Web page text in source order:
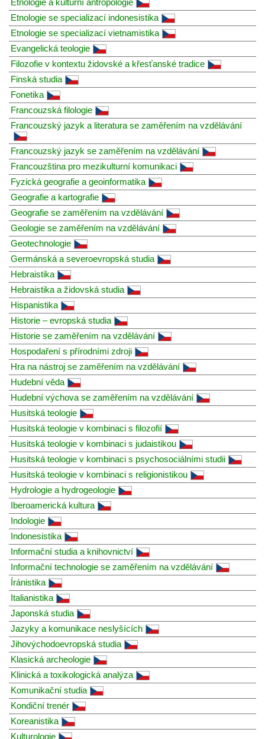
Etnologie a kulturní antropologie
Etnologie se specializací indonesistika
Etnologie se specializací vietnamistika
Evangelická teologie
Filozofie v kontextu židovské a křesťanské tradice
Finská studia
Fonetika
Francouzská filologie
Francouzský jazyk a literatura se zaměřením na vzdělávání
Francouzský jazyk se zaměřením na vzdělávání
Francouzština pro mezikulturní komunikaci
Fyzická geografie a geoinformatika
Geografie a kartografie
Geografie se zaměřením na vzdělávání
Geologie se zaměřením na vzdělávání
Geotechnologie
Germánská a severoevropská studia
Hebraistika
Hebraistika a židovská studia
Hispanistika
Historie – evropská studia
Historie se zaměřením na vzdělávání
Hospodaření s přírodními zdroji
Hra na nástroj se zaměřením na vzdělávání
Hudební věda
Hudební výchova se zaměřením na vzdělávání
Husitská teologie
Husitská teologie v kombinaci s filozofií
Husitská teologie v kombinaci s judaistikou
Husitská teologie v kombinaci s psychosociálními studii
Husitská teologie v kombinaci s religionistikou
Hydrologie a hydrogeologie
Iberoamerická kultura
Indologie
Indonesistika
Informační studia a knihovnictví
Informační technologie se zaměřením na vzdělávání
Íránistika
Italianistika
Japonská studia
Jazyky a komunikace neslyšících
Jihovýchodoevropská studia
Klasická archeologie
Klinická a toxikologická analýza
Komunikační studia
Kondiční trenér
Koreanistika
Kulturologie